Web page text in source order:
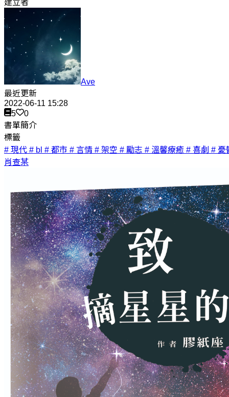
建立者
Ave
最近更新
2022-06-11 15:28
5
0
書單簡介
標籤
# 現代 # bl # 都市 # 言情 # 架空 # 勵志 # 溫馨療癒 # 喜劇 # 憂
肖查某